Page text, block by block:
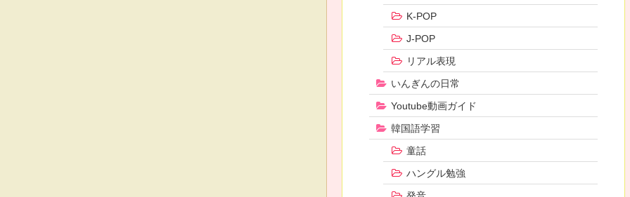
K-POP
J-POP
リアル表現
いんぎんの日常
Youtube動画ガイド
韓国語学習
童話
ハングル勉強